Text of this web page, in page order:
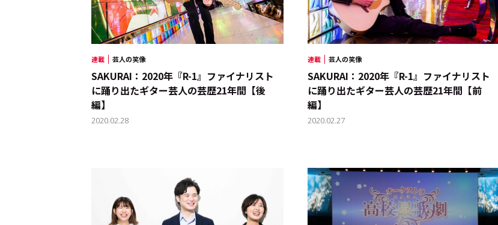
連載 芸人の笑像
SAKURAI：2020年『R-1』ファイナリスト
に踊り出たギター芸人の芸歴21年間【後
編】
2020.02.28
連載 芸人の笑像
SAKURAI：2020年『R-1』ファイナリスト
に踊り出たギター芸人の芸歴21年間【前
編】
2020.02.27